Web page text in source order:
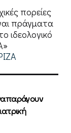
πορείες
πράγματα
ιδεολογικό